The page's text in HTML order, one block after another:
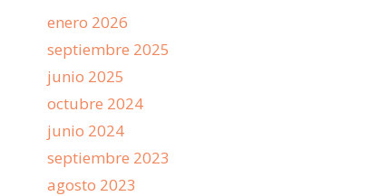
enero 2026
septiembre 2025
junio 2025
octubre 2024
junio 2024
septiembre 2023
agosto 2023